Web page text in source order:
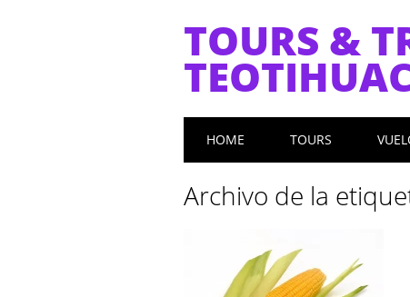
TOURS &
Menú principal
HOME TOURS
Archivo de la